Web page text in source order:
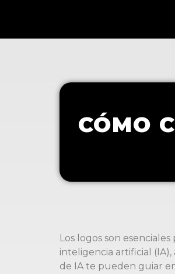
CÓMO
Los logos son
inteligencia artificial (IA),
de IA te pueden guiar